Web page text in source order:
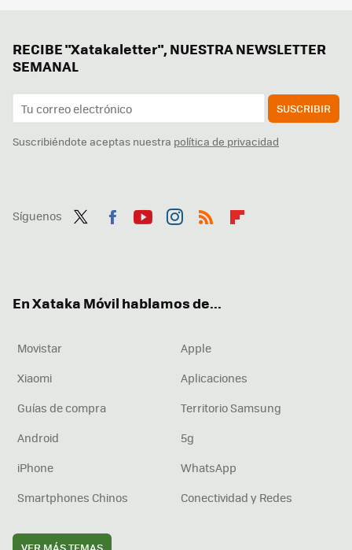
RECIBE "Xatakaletter", NUESTRA NEWSLETTER
SEMANAL
SUSCRIBIR
Suscribiéndote aceptas nuestra política de privacidad
Síguenos
En Xataka Móvil hablamos de...
Movistar
Apple
Xiaomi
Aplicaciones
Guías de compra
Territorio Samsung
Android
5g
iPhone
WhatsApp
Smartphones Chinos
Conectividad y Redes